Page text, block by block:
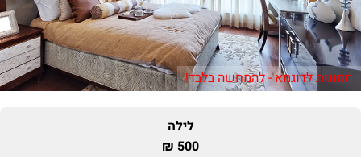
תמונות לדוגמא - להמחשה בלבד!
לילה
500 ₪